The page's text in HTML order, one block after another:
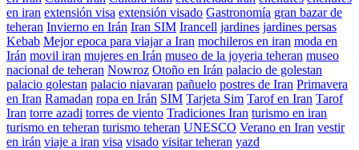
en iran extensión visa extensión visado Gastronomía gran bazar de
teheran Invierno en Irán Iran SIM Irancell jardines jardines persas
Kebab Mejor epoca para viajar a Iran mochileros en iran moda en
Irán movil iran mujeres en Irán museo de la joyeria teheran museo
nacional de teheran Nowroz Otoño en Irán palacio de golestan
palacio golestan palacio niavaran pañuelo postres de Iran Primavera
en Iran Ramadan ropa en Irán SIM Tarjeta Sim Tarof en Iran Tarof
Iran torre azadi torres de viento Tradiciones Iran turismo en iran
turismo en teheran turismo teheran UNESCO Verano en Iran vestir
en irán viaje a iran visa visado visitar teheran yazd